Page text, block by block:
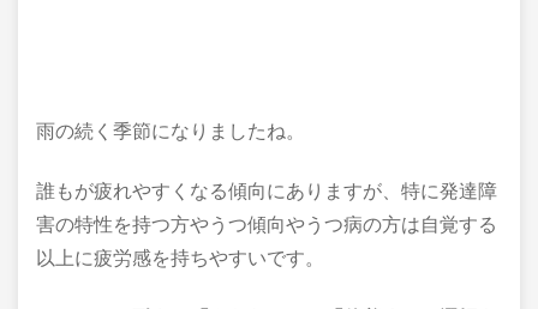
雨の続く季節になりましたね。
誰もが疲れやすくなる傾向にありますが、特に発達障
害の特性を持つ方やうつ傾向やうつ病の方は自覚する
以上に疲労感を持ちやすいです。